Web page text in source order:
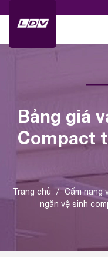
Bảng giá
Compact
Trang chủ / Cẩm nang
ngăn vệ sinh